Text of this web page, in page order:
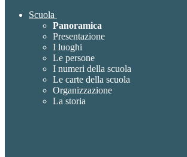
Scuola
Panoramica
Presentazione
I luoghi
Le persone
I numeri della scuola
Le carte della scuola
Organizzazione
La storia